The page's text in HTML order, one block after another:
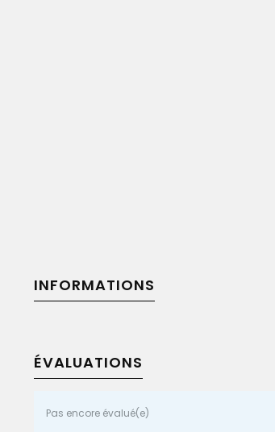
INFORMATIONS
ÉVALUATIONS
Pas encore évalué(e)